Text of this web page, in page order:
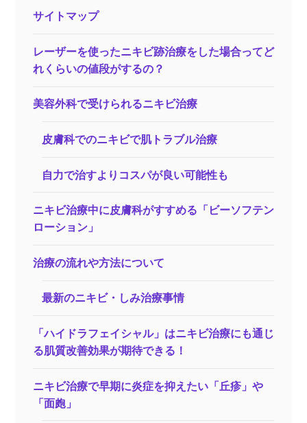
サイトマップ
レーザーを使ったニキビ跡治療をした場合ってど
れくらいの値段がするの？
美容外科で受けられるニキビ治療
皮膚科でのニキビで肌トラブル治療
自力で治すよりコスパが良い可能性も
ニキビ治療中に皮膚科がすすめる「ビーソフテン
ローション」
治療の流れや方法について
最新のニキビ・しみ治療事情
「ハイドラフェイシャル」はニキビ治療にも通じ
る肌質改善効果が期待できる！
ニキビ治療で早期に炎症を抑えたい「丘疹」や
「面皰」